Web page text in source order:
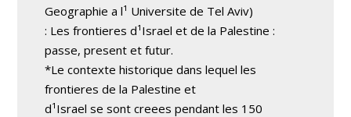
Geographie a l¹ Universite de Tel Aviv)
: Les frontieres d¹Israel et de la Palestine :
passe, present et futur.
*Le contexte historique dans lequel les
frontieres de la Palestine et
d¹Israel se sont creees pendant les 150